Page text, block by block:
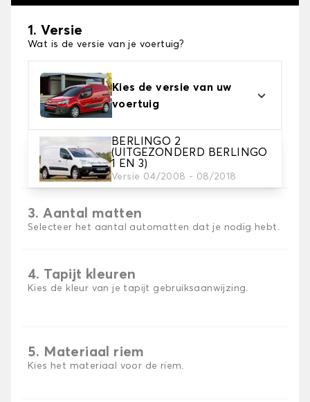
1. Versie
Wat is de versie van je voertuig?
Kies de versie van uw
voertuig
BERLINGO 2
(UITGEZONDERD BERLINGO
1 EN 3)
Versie 04/2008 - 08/2018
2. Materiaal
Kies het materiaal van uw automatten
3. Aantal matten
Selecteer het aantal automatten dat je nodig hebt.
4. Tapijt kleuren
Kies de kleur van je tapijt gebruiksaanwijzing.
5. Materiaal riem
Kies het materiaal voor de riem.